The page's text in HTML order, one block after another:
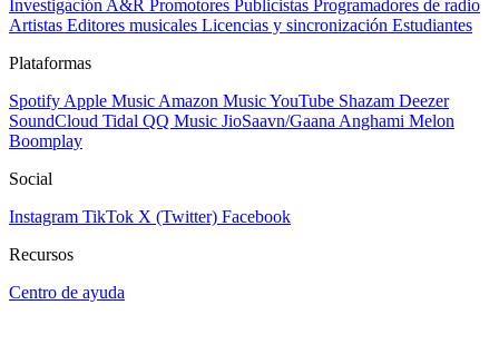
Investigación A&R Promotores Publicistas Programadores de radio
Artistas Editores musicales Licencias y sincronización Estudiantes
Plataformas
Spotify Apple Music Amazon MusicYouTube Shazam Deezer
SoundCloud Tidal QQ Music JioSaavn/Gaana Anghami Melon
Boomplay
Social
Instagram TikTok X (Twitter) Facebook
Recursos
Centro de ayuda